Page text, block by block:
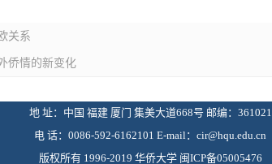
关系
侨情的新变化
地 址：中国 福建 厦门 集美大道668号 邮编：361021
电 话：0086-592-6162101 E-mail： cir@hqu.edu.cn
版权所有 1996-2019 华侨大学 闽ICP备05005476